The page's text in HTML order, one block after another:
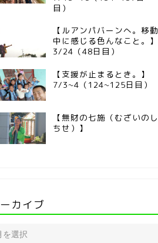
目）
【ルアンパバーンへ。移動
中に感じる色んなこと。】
3/24（48日目）
【支援が止まるとき。】
7/3~4（124~125日目）
【無財の七施（むざいのし
ちせ）】
アーカイブ